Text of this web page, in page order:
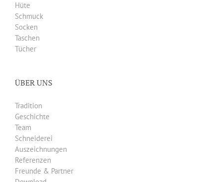
Hüte
Schmuck
Socken
Taschen
Tücher
ÜBER UNS
Tradition
Geschichte
Team
Schneiderei
Auszeichnungen
Referenzen
Freunde & Partner